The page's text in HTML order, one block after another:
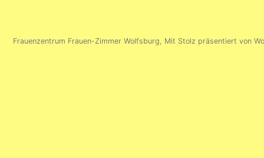
Frauenzentrum Frauen-Zimmer Wolfsburg, Mit Stolz präsentiert von